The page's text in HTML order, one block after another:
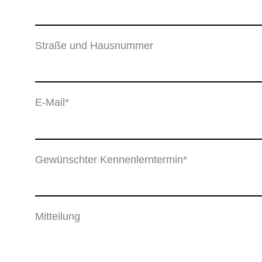
Straße und Hausnummer
E-Mail*
Gewünschter Kennenlerntermin*
Mitteilung